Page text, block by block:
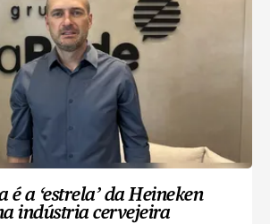
é a ‘estrela’ da Heineken
indústria cervejeira